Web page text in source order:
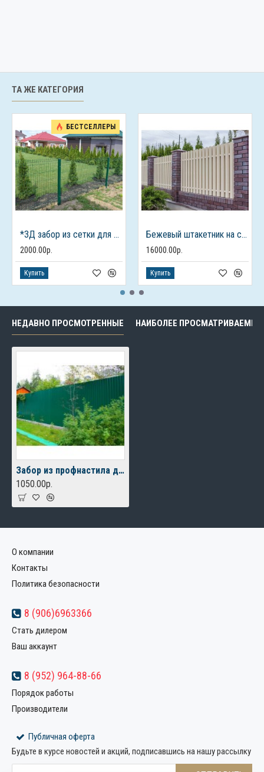
ТА ЖЕ КАТЕГОРИЯ
БЕСТСЕЛЛЕРЫ
*3Д забор из сетки для дачного дома
2000.00р.
Купить
Бежевый штакетник на столбах из кирпича
16000.00р.
Купить
НЕДАВНО ПРОСМОТРЕННЫЕ НАИБОЛЕЕ ПРОСМАТРИВАЕМЫЕ
Забор из профнастила для дачи
1050.00р.
О компании
Контакты
Политика безопасности
8 (906)6963366
Стать дилером
Ваш аккаунт
8 (952) 964-88-66
Порядок работы
Производители
Публичная оферта
Будьте в курсе новостей и акций, подписавшись на нашу рассылку